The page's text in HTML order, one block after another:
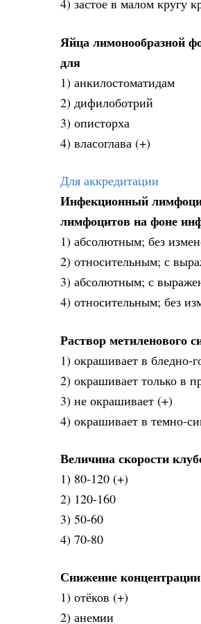
4) застое в малом кругу
Яйца лимонообразной
для
1) анкилостоматидам
2) дифилоботрий
3) описторха
4) власоглава (+)
Для аккредитации
Инфекционный
лимфоцитов на фоне
1) абсолютным; без
2) относительным; с
3) абсолютным; с
4) относительным; без
Раствор метиленового
1) окрашивает в бледно-
2) окрашивает только в
3) не окрашивает (+)
4) окрашивает в темно-
Величина скорости
1) 80-120 (+)
2) 120-160
3) 50-60
4) 70-80
Снижение
1) отёков (+)
2) анемии